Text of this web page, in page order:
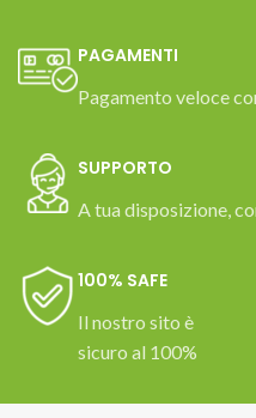
PAGAMENTI
Pagamento veloce
SUPPORTO
A tua disposizione,
100% SAFE
Il nostro sito è
sicuro al 100%